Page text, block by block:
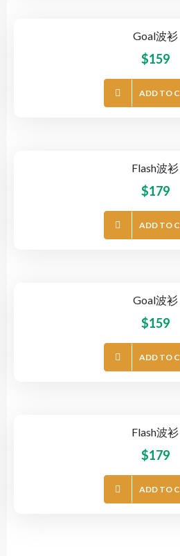
Goal波衫
$159
ADD TO
Flash波衫
$179
ADD TO
Goal波衫
$159
ADD TO
Flash波衫
$179
ADD TO